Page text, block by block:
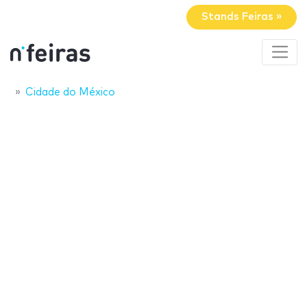
Stands Feiras »
Cidade do México